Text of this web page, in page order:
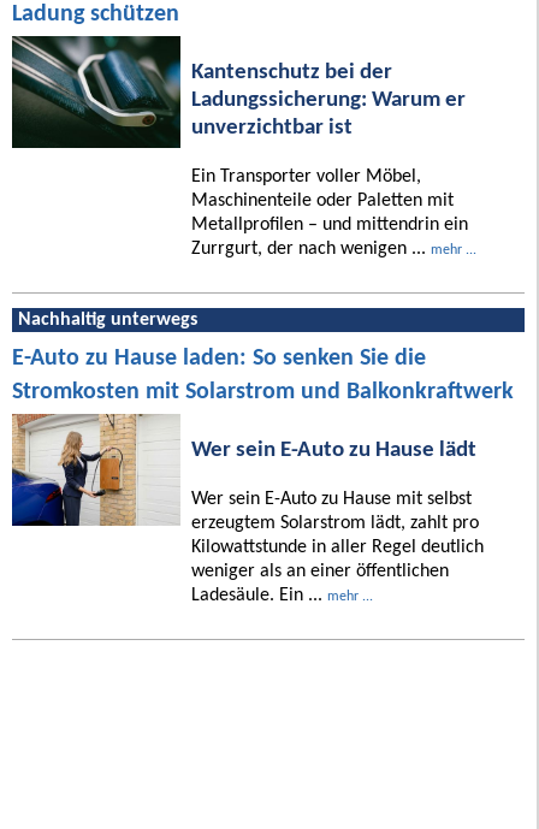
Ladung schützen
Kantenschutz bei der
Ladungssicherung: Warum er
unverzichtbar ist
Ein Transporter voller Möbel,
Maschinenteile oder Paletten mit
Metallprofilen – und mittendrin ein
Zurrgurt, der nach wenigen ... mehr ...
Nachhaltig unterwegs
E-Auto zu Hause laden: So senken Sie die
Stromkosten mit Solarstrom und Balkonkraftwerk
Wer sein E-Auto zu Hause lädt
Wer sein E-Auto zu Hause mit selbst
erzeugtem Solarstrom lädt, zahlt pro
Kilowattstunde in aller Regel deutlich
weniger als an einer öffentlichen
Ladesäule. Ein ... mehr ...